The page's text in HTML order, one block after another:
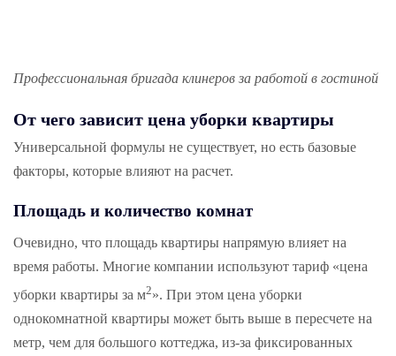
Профессиональная бригада клинеров за работой в гостиной
От чего зависит цена уборки квартиры
Универсальной формулы не существует, но есть базовые
факторы, которые влияют на расчет.
Площадь и количество комнат
Очевидно, что площадь квартиры напрямую влияет на
время работы. Многие компании используют тариф «цена
уборки квартиры за м2». При этом цена уборки
однокомнатной квартиры может быть выше в пересчете на
метр, чем для большого коттеджа, из-за фиксированных